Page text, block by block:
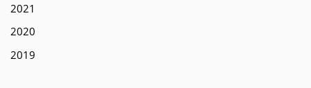
2021
2020
2019